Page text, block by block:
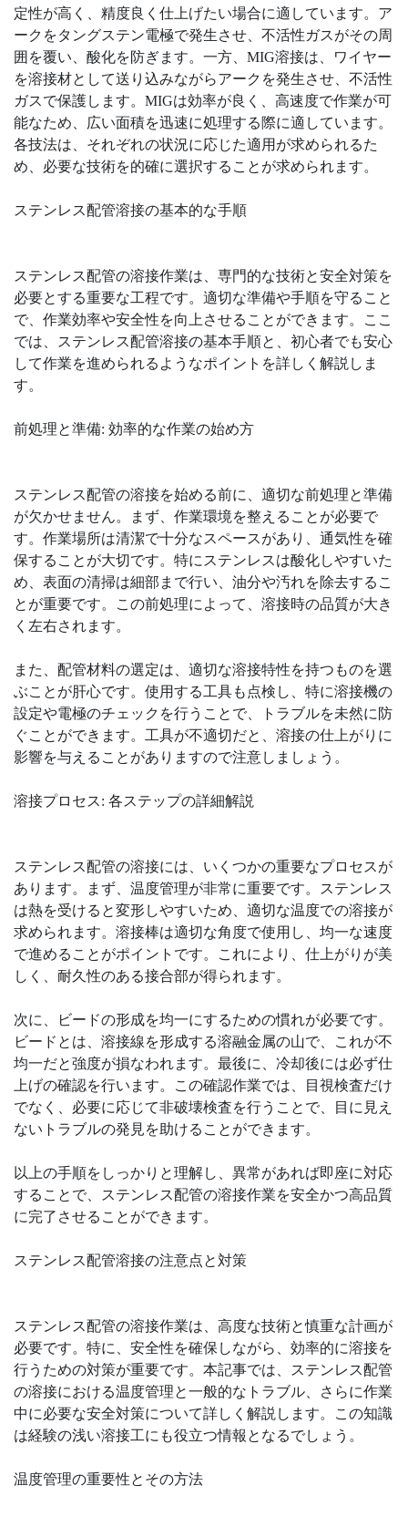
定性が高く、精度良く仕上げたい場合に適しています。ア
ークをタングステン電極で発生させ、不活性ガスがその周
囲を覆い、酸化を防ぎます。一方、MIG溶接は、ワイヤー
を溶接材として送り込みながらアークを発生させ、不活性
ガスで保護します。MIGは効率が良く、高速度で作業が可
能なため、広い面積を迅速に処理する際に適しています。
各技法は、それぞれの状況に応じた適用が求められるた
め、必要な技術を的確に選択することが求められます。
ステンレス配管溶接の基本的な手順
ステンレス配管の溶接作業は、専門的な技術と安全対策を
必要とする重要な工程です。適切な準備や手順を守ること
で、作業効率や安全性を向上させることができます。ここ
では、ステンレス配管溶接の基本手順と、初心者でも安心
して作業を進められるようなポイントを詳しく解説しま
す。
前処理と準備: 効率的な作業の始め方
ステンレス配管の溶接を始める前に、適切な前処理と準備
が欠かせません。まず、作業環境を整えることが必要で
す。作業場所は清潔で十分なスペースがあり、通気性を確
保することが大切です。特にステンレスは酸化しやすいた
め、表面の清掃は細部まで行い、油分や汚れを除去するこ
とが重要です。この前処理によって、溶接時の品質が大き
く左右されます。
また、配管材料の選定は、適切な溶接特性を持つものを選
ぶことが肝心です。使用する工具も点検し、特に溶接機の
設定や電極のチェックを行うことで、トラブルを未然に防
ぐことができます。工具が不適切だと、溶接の仕上がりに
影響を与えることがありますので注意しましょう。
溶接プロセス: 各ステップの詳細解説
ステンレス配管の溶接には、いくつかの重要なプロセスが
あります。まず、温度管理が非常に重要です。ステンレス
は熱を受けると変形しやすいため、適切な温度での溶接が
求められます。溶接棒は適切な角度で使用し、均一な速度
で進めることがポイントです。これにより、仕上がりが美
しく、耐久性のある接合部が得られます。
次に、ビードの形成を均一にするための慣れが必要です。
ビードとは、溶接線を形成する溶融金属の山で、これが不
均一だと強度が損なわれます。最後に、冷却後には必ず仕
上げの確認を行います。この確認作業では、目視検査だけ
でなく、必要に応じて非破壊検査を行うことで、目に見え
ないトラブルの発見を助けることができます。
以上の手順をしっかりと理解し、異常があれば即座に対応
することで、ステンレス配管の溶接作業を安全かつ高品質
に完了させることができます。
ステンレス配管溶接の注意点と対策
ステンレス配管の溶接作業は、高度な技術と慎重な計画が
必要です。特に、安全性を確保しながら、効率的に溶接を
行うための対策が重要です。本記事では、ステンレス配管
の溶接における温度管理と一般的なトラブル、さらに作業
中に必要な安全対策について詳しく解説します。この知識
は経験の浅い溶接工にも役立つ情報となるでしょう。
温度管理の重要性とその方法